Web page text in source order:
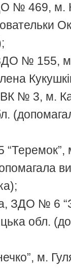
№ 469, м.
№ 155,
№ 3, м.
ЗДО № 6
обл.
м.